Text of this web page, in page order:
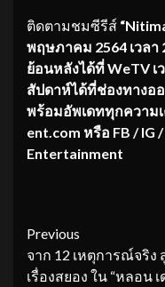
ติดตามชมซีรีส์
พฤษภาคม 2564 เวลา
ย้อนหลังได้ที่ WeTV เ
สัปดาห์ได้ที่ช่องทางอ
พร้อมอัพเดททุกความ
ent.com หรือ FB / IG
Entertainment
Continue
Reading
Previous
จาก 12 เหตุการณ์จริง
เรื่องสยอง ใน “หลอน